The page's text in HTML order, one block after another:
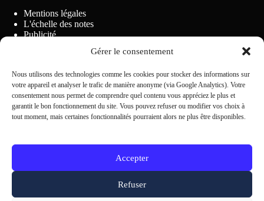
Gérer le consentement
Nous utilisons des technologies comme les cookies pour stocker des informations sur
votre appareil et analyser le trafic de manière anonyme (via Google Analytics). Votre
consentement nous permet de comprendre quel contenu vous appréciez le plus et
garantit le bon fonctionnement du site. Vous pouvez refuser ou modifier vos choix à
tout moment, mais certaines fonctionnalités pourraient alors ne plus être disponibles.
Accepter
Refuser
Mentions légales
L'échelle des notes
Publicité
Politique relative aux cookies (UE)
Contactez-nous
Scrivi alla redazione